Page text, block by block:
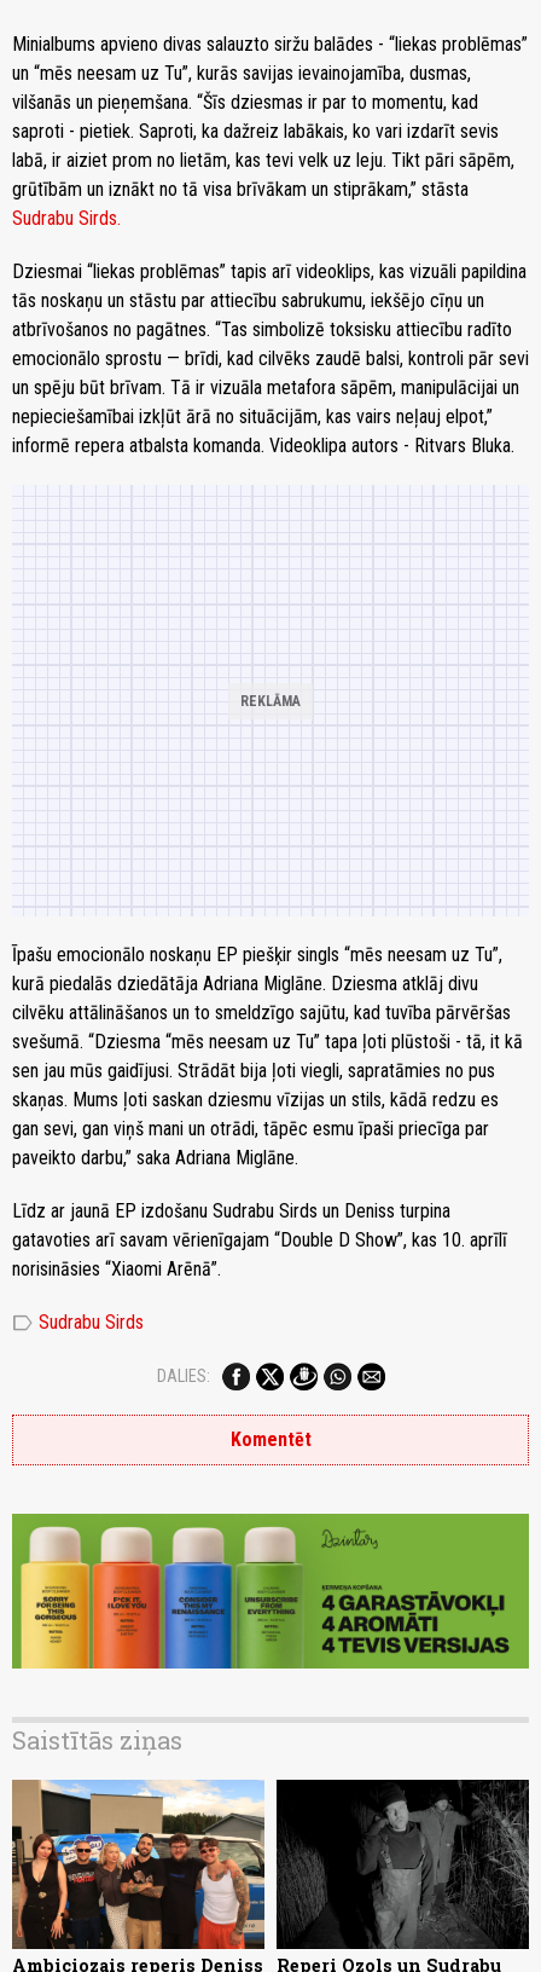
Minialbums apvieno divas salauzto siržu balādes - “liekas problēmas”
un “mēs neesam uz Tu”, kurās savijas ievainojamība, dusmas,
vilšanās un pieņemšana. “Šīs dziesmas ir par to momentu, kad
saproti - pietiek. Saproti, ka dažreiz labākais, ko vari izdarīt sevis
labā, ir aiziet prom no lietām, kas tevi velk uz leju. Tikt pāri sāpēm,
grūtībām un iznākt no tā visa brīvākam un stiprākam,” stāsta
Sudrabu Sirds.
Dziesmai “liekas problēmas” tapis arī videoklips, kas vizuāli papildina
tās noskaņu un stāstu par attiecību sabrukumu, iekšējo cīņu un
atbrīvošanos no pagātnes. “Tas simbolizē toksisku attiecību radīto
emocionālo sprostu — brīdi, kad cilvēks zaudē balsi, kontroli pār sevi
un spēju būt brīvam. Tā ir vizuāla metafora sāpēm, manipulācijai un
nepieciešamībai izkļūt ārā no situācijām, kas vairs neļauj elpot,”
informē repera atbalsta komanda. Videoklipa autors - Ritvars Bluka.
Īpašu emocionālo noskaņu EP piešķir singls “mēs neesam uz Tu”,
kurā piedalās dziedātāja Adriana Miglāne. Dziesma atklāj divu
cilvēku attālināšanos un to smeldzīgo sajūtu, kad tuvība pārvēršas
svešumā. “Dziesma “mēs neesam uz Tu” tapa ļoti plūstoši - tā, it kā
sen jau mūs gaidījusi. Strādāt bija ļoti viegli, sapratāmies no pus
skaņas. Mums ļoti saskan dziesmu vīzijas un stils, kādā redzu es
gan sevi, gan viņš mani un otrādi, tāpēc esmu īpaši priecīga par
paveikto darbu,” saka Adriana Miglāne.
Līdz ar jaunā EP izdošanu Sudrabu Sirds un Deniss turpina
gatavoties arī savam vērienīgajam “Double D Show”, kas 10. aprīlī
norisināsies “Xiaomi Arēnā”.
label Sudrabu Sirds
DALIES:
Komentēt
Saistītās ziņas
Ambiciozais reperis Deniss Reperi Ozols un Sudrabu